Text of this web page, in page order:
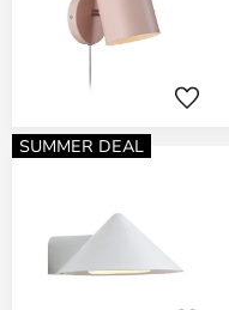
SUMMER DEAL